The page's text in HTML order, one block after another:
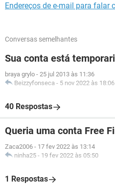
Endereços de e-mail para falar
Conversas semelhantes
Sua conta está
braya grylo - 25 jul 2013 às 11:36
Beizzyfonseca - 5 nov 2022 às 18:06
40 Respostas
Queria uma conta Free
Zaca2006 - 17 fev 2022 às 13:14
ninha25 - 19 fev 2022 às 05:50
1 Respostas